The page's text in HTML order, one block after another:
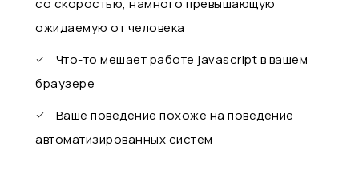
со скоростью, намного превышающую
ожидаемую от человека
Что-то мешает работе javascript в вашем
браузере
Ваше поведение похоже на поведение
автоматизированных систем